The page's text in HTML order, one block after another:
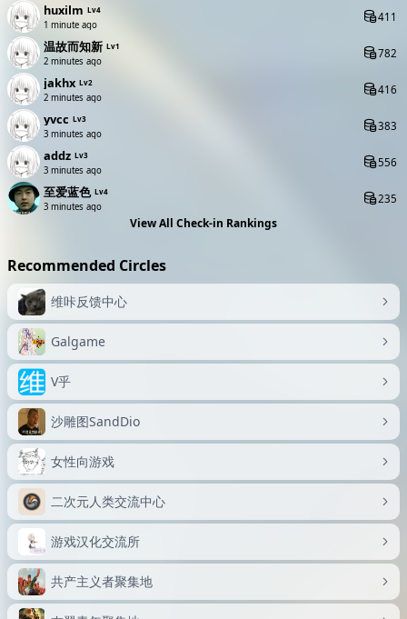
huxilm Lv4
1 minute ago
411
温故而知新 Lv1
2 minutes ago
782
jakhx Lv2
2 minutes ago
416
yvcc Lv3
3 minutes ago
383
addz Lv3
3 minutes ago
556
至爱蓝色 Lv4
3 minutes ago
235
View All Check-in Rankings
Recommended Circles
维咔反馈中心
Galgame
V乎
沙雕图SandDio
女性向游戏
二次元人类交流中心
游戏汉化交流所
共产主义者聚集地